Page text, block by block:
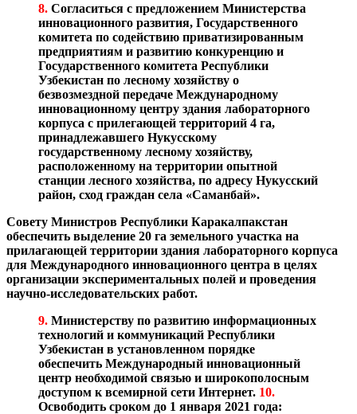
8. Согласиться с предложением Министерства
инновационного развития, Государственного
комитета по содействию приватизированным
предприятиям и развитию конкуренцию и
Государственного комитета Республики
Узбекистан по лесному хозяйству о
безвозмездной передаче Международному
инновационному центру здания лабораторного
корпуса с прилегающей территорий 4 га,
принадлежавшего Нукусскому
государственному лесному хозяйству,
расположенному на территории опытной
станции лесного хозяйства, по адресу Нукусский
район, сход граждан села «Саманбай».
Совету Министров Республики Каракалпакстан
обеспечить выделение 20 га земельного участка на
прилагающей территории здания лабораторного корпуса
для Международного инновационного центра в целях
организации экспериментальных полей и проведения
научно-исследовательских работ.
9. Министерству по развитию информационных
технологий и коммуникаций Республики
Узбекистан в установленном порядке
обеспечить Международный инновационный
центр необходимой связью и широкополосным
доступом к всемирной сети Интернет. 10.
Освободить сроком до 1 января 2021 года: